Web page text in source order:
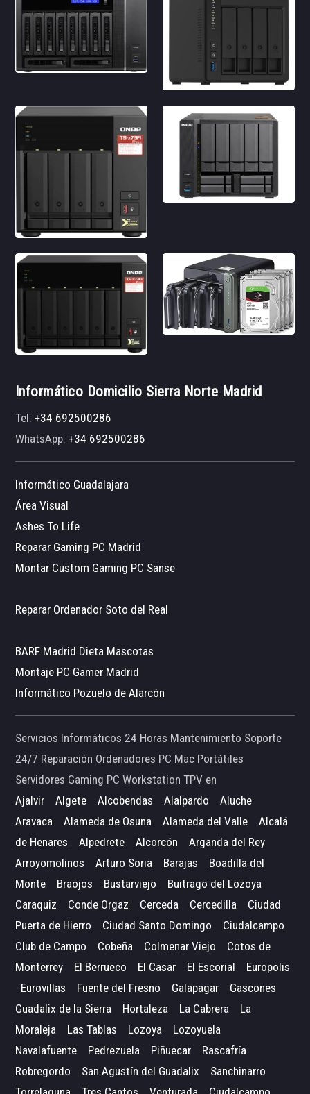
Informático Domicilio Sierra Norte Madrid
Tel:+34 692500286
WhatsApp:+34 692500286
Informático Guadalajara
Área Visual
Ashes To Life
Reparar Gaming PC Madrid
Montar Custom Gaming PC Sanse
Reparar Ordenador Soto del Real
BARF Madrid Dieta Mascotas
Montaje PC Gamer Madrid
Informático Pozuelo de Alarcón
Servicios Informáticos 24 Horas Mantenimiento Soporte
24/7 Reparación Ordenadores PC Mac Portátiles
Servidores Gaming PC Workstation TPV en
Ajalvir
Algete Alcobendas Alalpardo
Aluche
Aravaca
Alameda de Osuna Alameda del Valle
Alcalá
de Henares
Alpedrete Alcorcón
Arganda del Rey
Arroyomolinos
Arturo Soria Barajas
Boadilla del
Monte
Braojos Bustarviejo
Buitrago del Lozoya
Caraquiz
Conde Orgaz Cerceda Cercedilla
Ciudad
Puerta de Hierro
Ciudad Santo Domingo
Ciudalcampo
Club de Campo
Cobeña Colmenar Viejo
Cotos de
Monterrey
El Berrueco El Casar El Escorial
Europolis
Eurovillas
Fuente del Fresno Galapagar
Gascones
Guadalix de la Sierra
Hortaleza La Cabrera
La
Moraleja
Las Tablas Lozoya
Lozoyuela
Navalafuente
Pedrezuela Piñuecar
Rascafría
Robregordo
San Agustín del Guadalix
Sanchinarro